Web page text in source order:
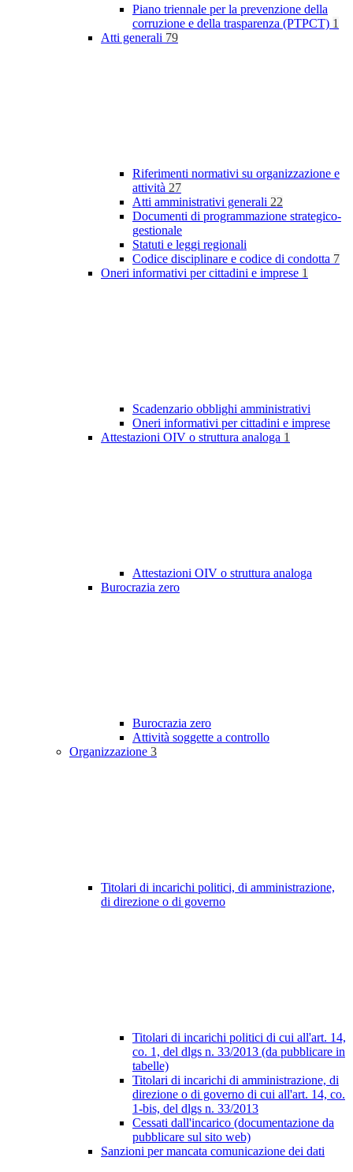
Piano triennale per la prevenzione della
corruzione e della trasparenza (PTPCT) 1
Atti generali 79
Riferimenti normativi su organizzazione e
attività 27
Atti amministrativi generali 22
Documenti di programmazione strategico-
gestionale
Statuti e leggi regionali
Codice disciplinare e codice di condotta 7
Oneri informativi per cittadini e imprese 1
Scadenzario obblighi amministrativi
Oneri informativi per cittadini e imprese
Attestazioni OIV o struttura analoga 1
Attestazioni OIV o struttura analoga
Burocrazia zero
Burocrazia zero
Attività soggette a controllo
Organizzazione 3
Titolari di incarichi politici, di amministrazione,
di direzione o di governo
Titolari di incarichi politici di cui all'art. 14,
co. 1, del dlgs n. 33/2013 (da pubblicare in
tabelle)
Titolari di incarichi di amministrazione, di
direzione o di governo di cui all'art. 14, co.
1-bis, del dlgs n. 33/2013
Cessati dall'incarico (documentazione da
pubblicare sul sito web)
Sanzioni per mancata comunicazione dei dati